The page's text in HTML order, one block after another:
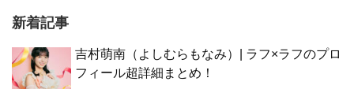
新着記事
吉村萌南（よしむらもなみ）| ラフ×ラフのプロ
フィール超詳細まとめ！